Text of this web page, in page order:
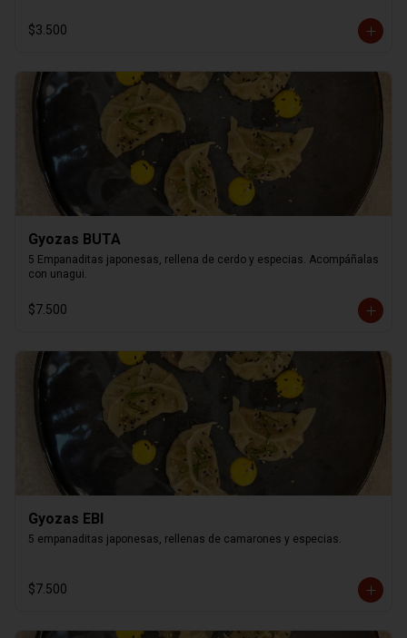
$3.500
Gyozas BUTA
5 Empanaditas japonesas, rellena de cerdo y especias. Acompáñalas
con unagui.
$7.500
Gyozas EBI
5 empanaditas japonesas, rellenas de camarones y especias.
$7.500